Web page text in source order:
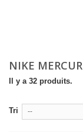
NIKE
Il y a 32 produits.
Tri --